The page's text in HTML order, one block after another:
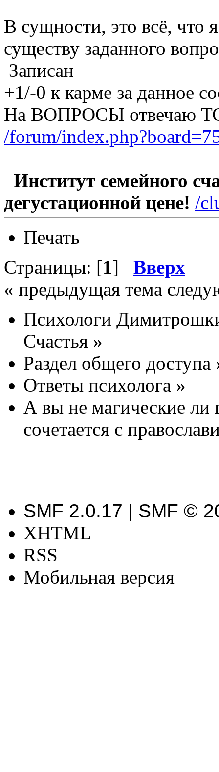
В сущности, это всё, что
существу заданного
Записан
+1/-0 к карме за данное
На ВОПРОСЫ отвечаю
/forum/
Институт семейного
дегустационной цене! /
Печать
Страницы: [1] Вверх
« предыдущая тема
Психологи
Счастья »
Раздел общего доступа
Ответы психолога »
А вы не магические ли
сочетается с
SMF 2.0.17 | SMF ©
XHTML
RSS
Мобильная версия